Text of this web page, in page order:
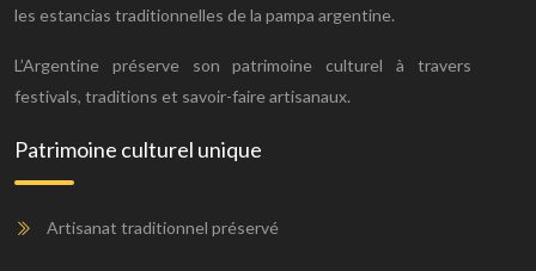
les estancias traditionnelles de la pampa argentine.
L’Argentine préserve son patrimoine culturel à travers
festivals, traditions et savoir-faire artisanaux.
Patrimoine culturel unique
Artisanat traditionnel préservé